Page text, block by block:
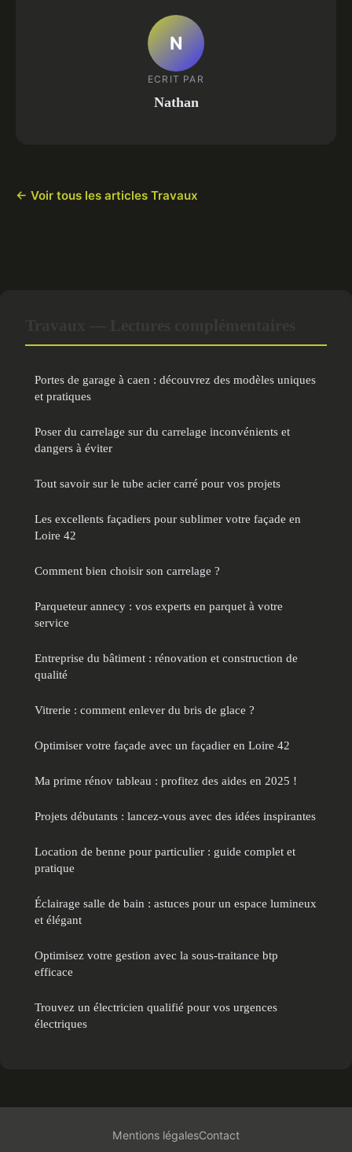
N
ECRIT PAR
Nathan
← Voir tous les articles Travaux
Portes de garage à caen : découvrez des modèles uniques
et pratiques
Poser du carrelage sur du carrelage inconvénients et
dangers à éviter
Tout savoir sur le tube acier carré pour vos projets
Les excellents façadiers pour sublimer votre façade en
Loire 42
Comment bien choisir son carrelage ?
Parqueteur annecy : vos experts en parquet à votre
service
Entreprise du bâtiment : rénovation et construction de
qualité
Vitrerie : comment enlever du bris de glace ?
Optimiser votre façade avec un façadier en Loire 42
Ma prime rénov tableau : profitez des aides en 2025 !
Projets débutants : lancez-vous avec des idées inspirantes
Location de benne pour particulier : guide complet et
pratique
Éclairage salle de bain : astuces pour un espace lumineux
et élégant
Optimisez votre gestion avec la sous-traitance btp
efficace
Trouvez un électricien qualifié pour vos urgences
électriques
Mentions légalesContact